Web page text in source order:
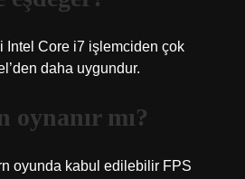
Intel Core i7 işlemciden çok
daha uygundur.
oynanır mı?
oyunda kabul edilebilir FPS